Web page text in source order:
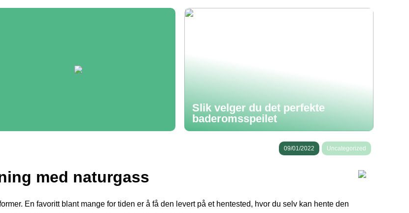
Slik velger du det perfekte
baderomsspeilet
09/01/2022 Uncategorized
med naturgass
En favoritt blant mange for tiden er å få den levert på et hentested, hvor du selv kan hente den